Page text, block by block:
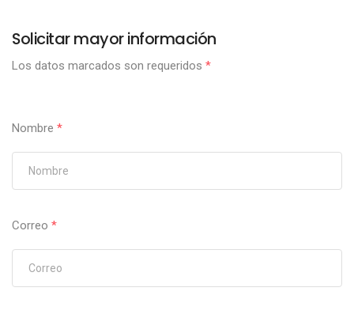
Solicitar mayor información
Los datos marcados son requeridos *
Nombre *
Correo *